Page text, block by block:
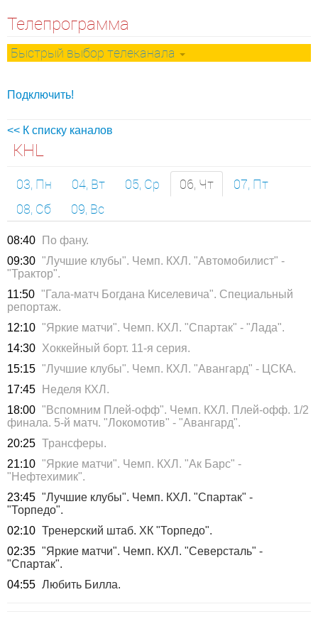
Телепрограмма
Быстрый выбор телеканала
Подключить!
<< К списку каналов
KHL
03, Пн 04, Вт 05, Ср 06, Чт
07, Пт
08, Сб
09, Вс
08:40
По фану.
09:30 "Лучшие клубы". Чемп. КХЛ. "Автомобилист" -
"Трактор".
11:50 "Гала-матч Богдана Киселевича". Специальный
репортаж.
12:10 "Яркие матчи". Чемп. КХЛ. "Спартак" - "Лада".
14:30 Хоккейный борт. 11-я серия.
15:15 "Лучшие клубы". Чемп. КХЛ. "Авангард" - ЦСКА.
17:45
Неделя КХЛ.
18:00 "Вспомним Плей-офф". Чемп. КХЛ. Плей-офф. 1/2
финала. 5-й матч. "Локомотив" - "Авангард".
20:25 Трансферы.
21:10 "Яркие матчи". Чемп. КХЛ. "Ак Барс" -
"Нефтехимик".
23:45 "Лучшие клубы". Чемп. КХЛ. "Спартак" -
"Торпедо".
02:10 Тренерский штаб. ХК "Торпедо".
02:35 "Яркие матчи". Чемп. КХЛ. "Северсталь" -
"Спартак".
04:55 Любить Билла.